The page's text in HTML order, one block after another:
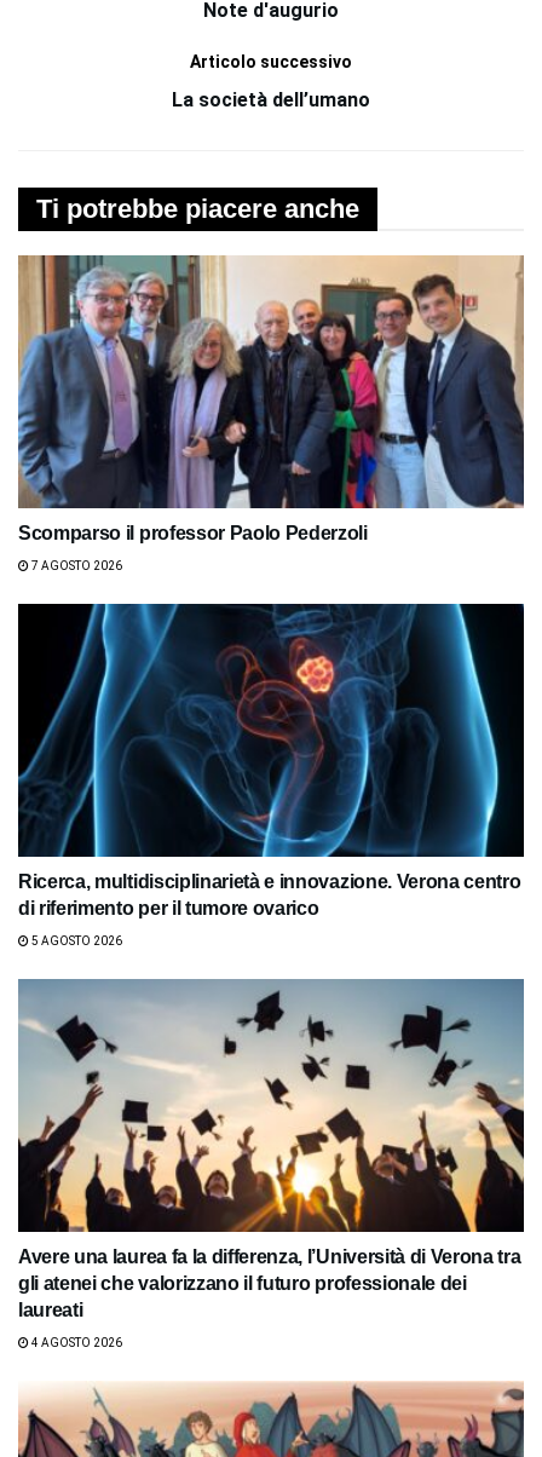
Note d'augurio
Articolo successivo
La società dell’umano
Ti potrebbe piacere anche
Scomparso il professor Paolo Pederzoli
7 AGOSTO 2026
Ricerca, multidisciplinarietà e innovazione. Verona centro
di riferimento per il tumore ovarico
5 AGOSTO 2026
Avere una laurea fa la differenza, l’Università di Verona tra
gli atenei che valorizzano il futuro professionale dei
laureati
4 AGOSTO 2026